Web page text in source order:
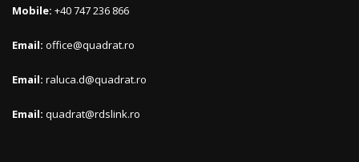
Mobile: +40 747 236 866
Email: office@quadrat.ro
Email: raluca.d@quadrat.ro
Email: quadrat@rdslink.ro